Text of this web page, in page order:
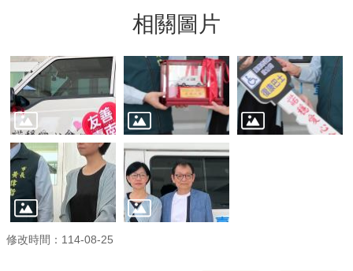
相關圖片
修改時間：114-08-25